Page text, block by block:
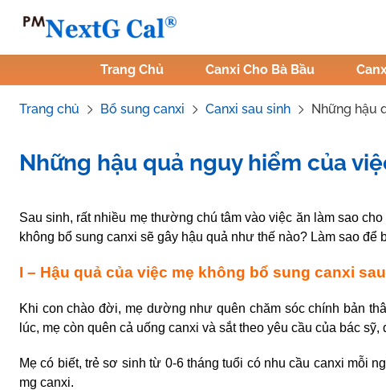
Trang Chủ
Canxi Cho Bà Bầu
Trang chủ Bổ sung canxi Canxi sau sinh Những hậu
Những hậu quả nguy hiểm của
Tác Giả: Duong Thanh Tham vấn y khoa: Dược sĩ Vũ Thị Hậu
Sau sinh, rất nhiều mẹ thường chú tâm vào việc ăn làm sao
không bổ sung canxi sẽ gây hậu quả như thế nào? Làm sao
I – Hậu quả của việc mẹ không bổ sung canxi
Khi con chào đời, mẹ dường như quên chăm sóc chính bản
lúc, mẹ còn quên cả uống canxi và sắt theo yêu cầu của bác
Mẹ có biết, trẻ sơ sinh từ 0-6 tháng tuổi có nhu cầu canxi mỗi
mg canxi.